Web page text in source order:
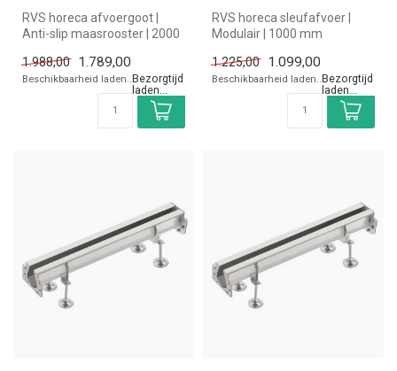
RVS horeca afvoergoot |
Anti-slip maasrooster | 2000
1.988,00
1.789,00
Bezorging: 1-3 werkdagen
RVS horeca sleufafvoer |
Modulair | 1000 mm
1.225,00
1.099,00
Bezorging: 1-3 werkdagen